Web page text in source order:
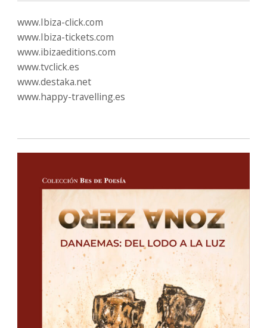
www.Ibiza-click.com
www.Ibiza-tickets.com
www.ibizaeditions.com
www.tvclick.es
www.destaka.net
www.happy-travelling.es